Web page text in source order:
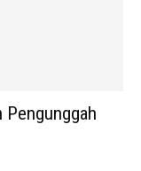
Pengunggah